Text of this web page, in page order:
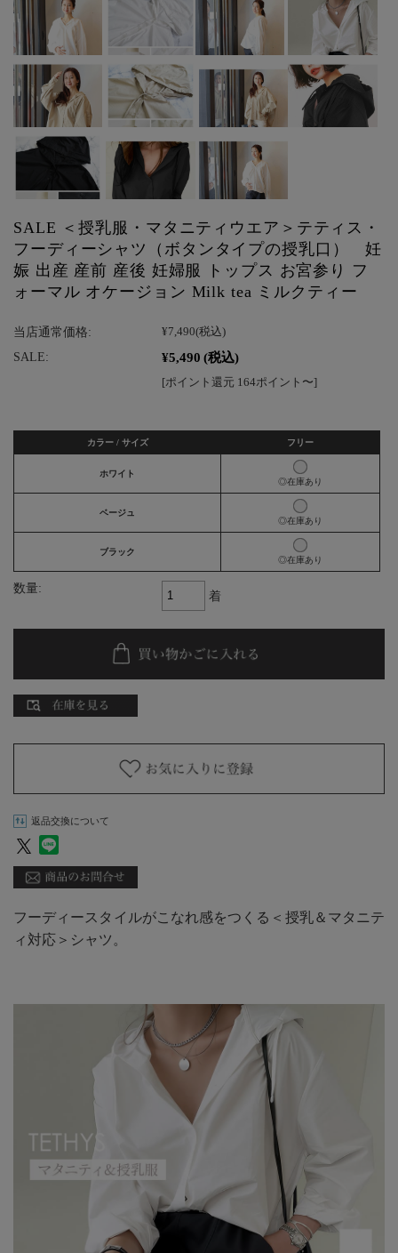
SALE ＜授乳服・マタニティウエア＞テティス・
フーディーシャツ（ボタンタイプの授乳口） 妊
娠 出産 産前 産後 妊婦服 トップス お宮参り フ
ォーマル オケージョン Milk tea ミルクティー
当店通常価格: ¥7,490(税込)
SALE: ¥5,490 (税込)
[ポイント還元 164ポイント〜]
カラー / サイズ フリー
ホワイト
◎在庫あり
ベージュ
◎在庫あり
ブラック
◎在庫あり
数量:
着
返品交換について
フーディースタイルがこなれ感をつくる＜授乳＆マタニテ
ィ対応＞シャツ。